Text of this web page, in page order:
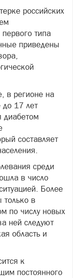
российских
типа
приведены
в регионе на
17 лет
диабетом
составляет
среди
в число
Более
только в
по числу новых
ней следуют
область и
к
постоянного